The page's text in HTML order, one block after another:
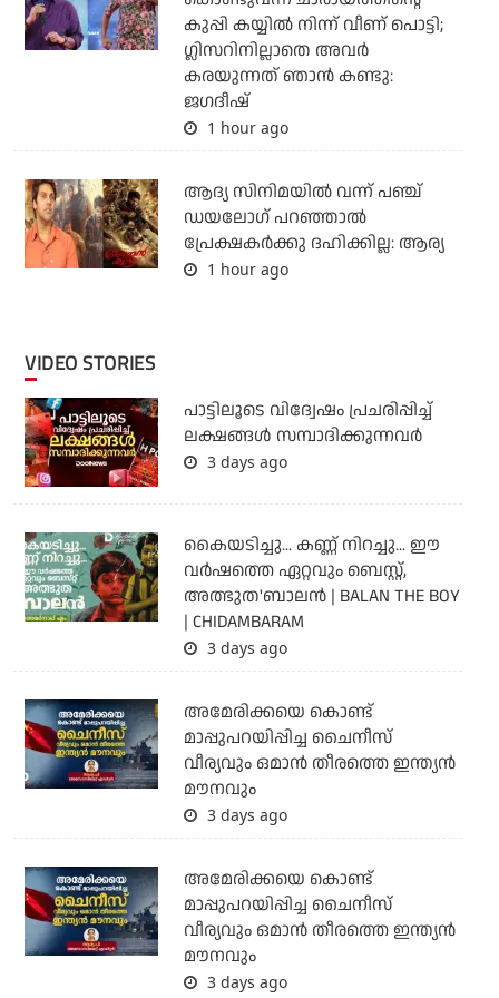
കുപ്പി കയ്യില്‍ നിന്ന് വീണ് പൊട്ടി;
ഗ്ലിസറിനില്ലാതെ അവര്‍
കരയുന്നത് ഞാന്‍ കണ്ടു:
ജഗദീഷ്
1 hour ago
ആദ്യ സിനിമയിൽ വന്ന് പഞ്ച്
ഡയലോഗ് പറഞ്ഞാൽ
പ്രേക്ഷകർക്കു ദഹിക്കില്ല: ആര്യ
1 hour ago
VIDEO STORIES
പാട്ടിലൂടെ വിദ്വേഷം പ്രചരിപ്പിച്ച്
ലക്ഷങ്ങൾ സമ്പാദിക്കുന്നവർ
3 days ago
കൈയടിച്ചു... കണ്ണ് നിറച്ചു... ഈ
വര്‍ഷത്തെ ഏറ്റവും ബെസ്റ്റ്,
അത്ഭുത'ബാലന്‍ | BALAN THE BOY
| CHIDAMBARAM
3 days ago
അമേരിക്കയെ കൊണ്ട്
മാപ്പുപറയിപ്പിച്ച ചൈനീസ്
വീര്യവും ഒമാന്‍ തീരത്തെ ഇന്ത്യന്‍
മൗനവും
3 days ago
അമേരിക്കയെ കൊണ്ട്
മാപ്പുപറയിപ്പിച്ച ചൈനീസ്
വീര്യവും ഒമാന്‍ തീരത്തെ ഇന്ത്യന്‍
മൗനവും
3 days ago